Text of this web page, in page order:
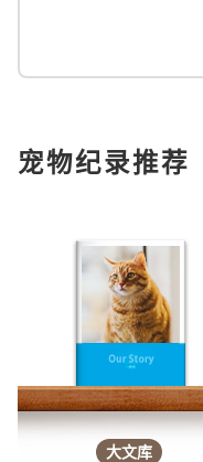
宠物纪录推荐
大文库